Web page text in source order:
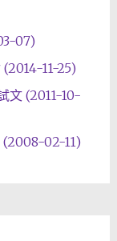
07)
11-25)
文 (2011-10-
(2008-02-11)